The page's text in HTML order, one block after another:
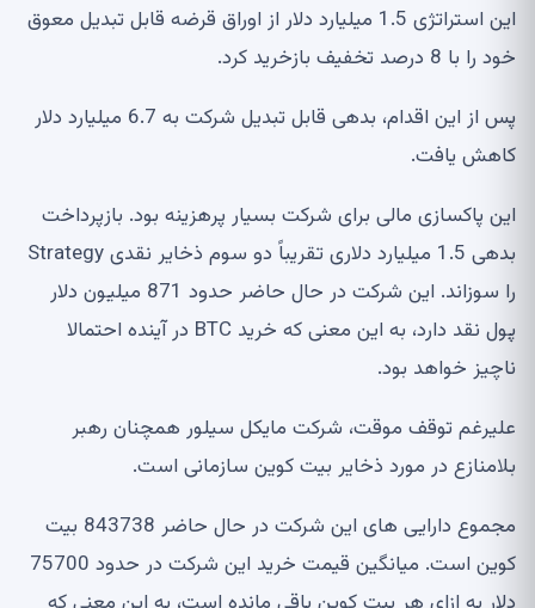
این استراتژی 1.5 میلیارد دلار از اوراق قرضه قابل تبدیل معوق
خود را با 8 درصد تخفیف بازخرید کرد.
پس از این اقدام، بدهی قابل تبدیل شرکت به 6.7 میلیارد دلار
کاهش یافت.
این پاکسازی مالی برای شرکت بسیار پرهزینه بود. بازپرداخت
بدهی 1.5 میلیارد دلاری تقریباً دو سوم ذخایر نقدی Strategy
را سوزاند. این شرکت در حال حاضر حدود 871 میلیون دلار
پول نقد دارد، به این معنی که خرید BTC در آینده احتمالا
ناچیز خواهد بود.
علیرغم توقف موقت، شرکت مایکل سیلور همچنان رهبر
بلامنازع در مورد ذخایر بیت کوین سازمانی است.
مجموع دارایی های این شرکت در حال حاضر 843738 بیت
کوین است. میانگین قیمت خرید این شرکت در حدود 75700